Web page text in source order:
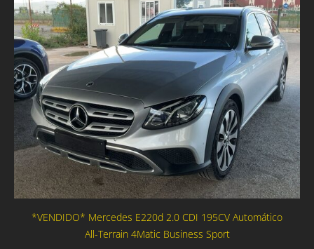
*VENDIDO* Mercedes E220d 2.0 CDI 195CV Automático
All-Terrain 4Matic Business Sport